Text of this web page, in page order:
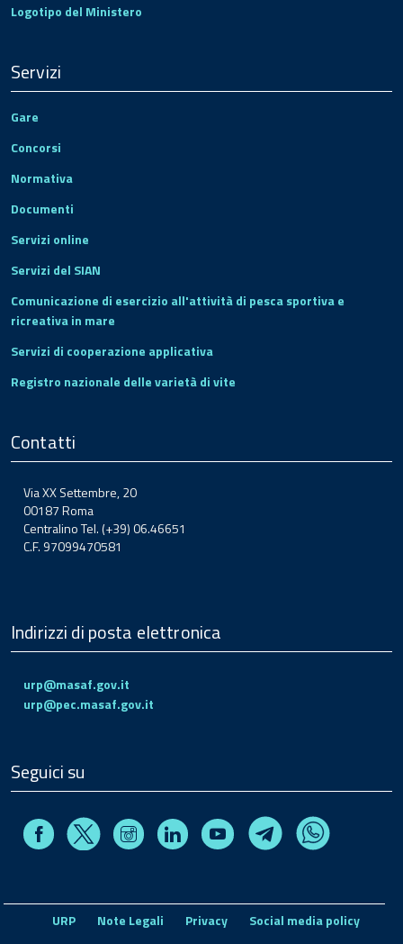
Logotipo del Ministero
Servizi
Gare
Concorsi
Normativa
Documenti
Servizi online
Servizi del SIAN
Comunicazione di esercizio all'attività di pesca sportiva e
ricreativa in mare
Servizi di cooperazione applicativa
Registro nazionale delle varietà di vite
Contatti
Via XX Settembre, 20
00187 Roma
Centralino Tel. (+39) 06.46651
C.F. 97099470581
Indirizzi di posta elettronica
urp@masaf.gov.it
urp@pec.masaf.gov.it
Seguici su
FacebookX InstagramLinkedin Youtube TelegramWhatsapp
URP Note Legali Privacy
Social media policy